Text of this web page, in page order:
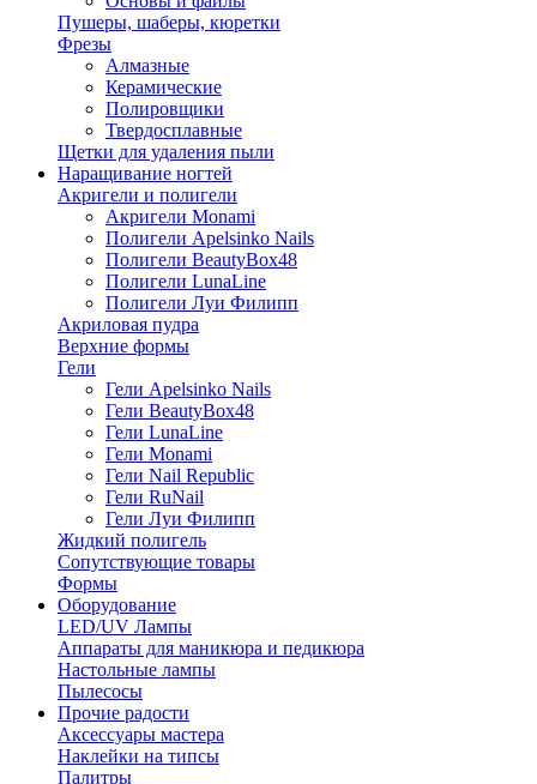
Пушеры, шаберы, кюретки
Фрезы
Алмазные
Керамические
Полировщики
Твердосплавные
Щетки для удаления пыли
Наращивание ногтей
Акригели и полигели
Акригели Monami
Полигели Apelsinko Nails
Полигели BeautyBox48
Полигели LunaLine
Полигели Луи Филипп
Акриловая пудра
Верхние формы
Гели
Гели Apelsinko Nails
Гели BeautyBox48
Гели LunaLine
Гели Monami
Гели Nail Republic
Гели RuNail
Гели Луи Филипп
Жидкий полигель
Сопутствующие товары
Формы
Оборудование
LED/UV Лампы
Аппараты для маникюра и педикюра
Настольные лампы
Пылесосы
Прочие радости
Аксессуары мастера
Наклейки на типсы
Палитры